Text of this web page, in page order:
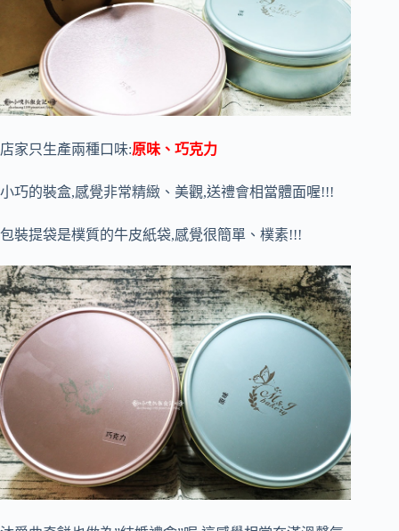
店家只生產兩種口味:原味、巧克力
小巧的裝盒,感覺非常精緻、美觀,送禮會相當體面喔!!!
包裝提袋是樸質的牛皮紙袋,感覺很簡單、樸素!!!